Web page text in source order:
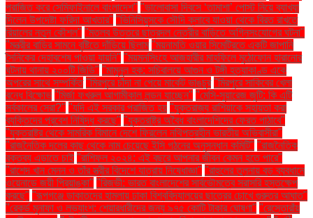
পরাজিত করে সেমিফাইনালে বাংলাদেশ" "ভালোবাসা দিবসে ‘তামাশা’ পোস্ট নিয়ে ব্যাখ্যা
দিলেন উপদেষ্টা ফরিদা আখতার" "ভিনিসিয়ুসকে সৌদি ক্লাবে যাওয়া থেকে বিরত রাখতে
রিয়ালের নতুন কৌশল" "মতলব উত্তরে ছাত্রদল নেত্রীর বাড়িতে অগ্নিসংযোগের ঘটনা"
"মন্ত্রীর বাড়ির সামনে বৃষ্টিতে দাঁড়িয়ে ছিলাম "ময়নামতি ওয়ার সিমেট্রিতে একটি জাপানি
সৈনিকের দেহাবশেষ পাওয়া যায়নি" "ময়মনসিংহে আজহারীর মাহফিলে মুঠোফোন হারানোর
ঘটনায় থানায় ২০০টি জিডি" "মামুনুল হক: সচিবালয়ে আগুন ও টঙ্গী হত্যাকাণ্ড একে
অপরের সাথে সম্পর্কিত "মিরপুরে চাঁদা না পেয়ে মার্কেট ভাঙচুর "মিরপুরে সাকিবের খেলা
বন্ধে বিক্ষোভ "মির্জা ফখরুল আগামীকাল লন্ডন যাচ্ছেন" "মেসি-সুয়ারেজ জুটি: কি এটি
সর্বকালের সেরা?" "যদি এই সরকার পরাজিত হয় "যুক্তরাজ্য রাশিয়াকে সহায়তা করা
ব্যক্তিদের প্রবেশ নিষিদ্ধ করছে" "যুক্তরাষ্ট্র অবৈধ বাংলাদেশিদের ফেরত পাঠাবে"
"যুক্তরাষ্ট্র থেকে সামরিক বিমানে দেশে ফিরলেন নথিপত্রহীন ভারতীয় অভিবাসীরা"
"রাজনৈতিক দলের কাছ থেকে নাম চেয়েছে ইসি গঠনের অনুসন্ধান কমিটি" "রাজনৈতিক
বক্তব্য এড়াতে চাই "রাশিফল ২০২৪: এই বছরে আপনার জীবন কেমন হতে পারে"
"রাশেদ খান মেনন ও তাঁর স্ত্রীর বিদেশে যাত্রায় নিষেধাজ্ঞা" "রাহুলের তুলনায় বড় ব্যবধানে
ওয়েনাডে জয়ী প্রিয়াঙ্কা" "রিজভী: ভারত বাংলাদেশের সার্বভৌমত্বে সরাসরি হস্তক্ষেপ
করছে" "রূপগঞ্জে ডাকাতদের হামলায় ঢাকা বিশ্ববিদ্যালয়ের ছাত্রের চোখে গুরুতর আঘাত"
"রেকর্ড মুনাফা ও লভ্যাংশ: শেয়ারধারীদের জন্য ৯৭৫ কোটি টাকার ঘোষণা" "রেস্তোরাঁয়